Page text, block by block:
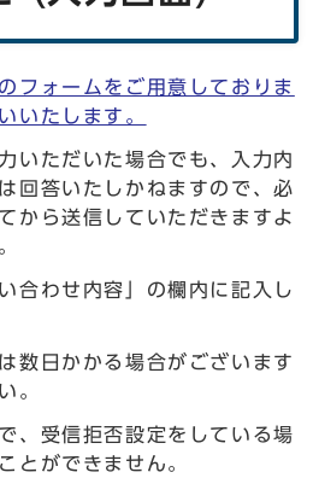
フォームをご用意しておりま
いたします。
いただいた場合でも、入力内
回答いたしかねますので、必
から送信していただきますよ
合わせ内容」の欄内に記入し
数日かかる場合がございます
。
、受信拒否設定をしている場
とができません。